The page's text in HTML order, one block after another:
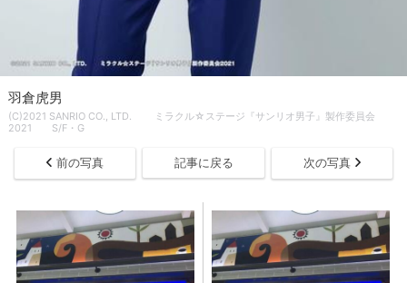
羽倉虎男
(C)2021 SANRIO CO., LTD. ミラクル☆ステージ『サンリオ男子』製作委員会
2021 S/F・G
前の写真 記事に戻る 次の写真